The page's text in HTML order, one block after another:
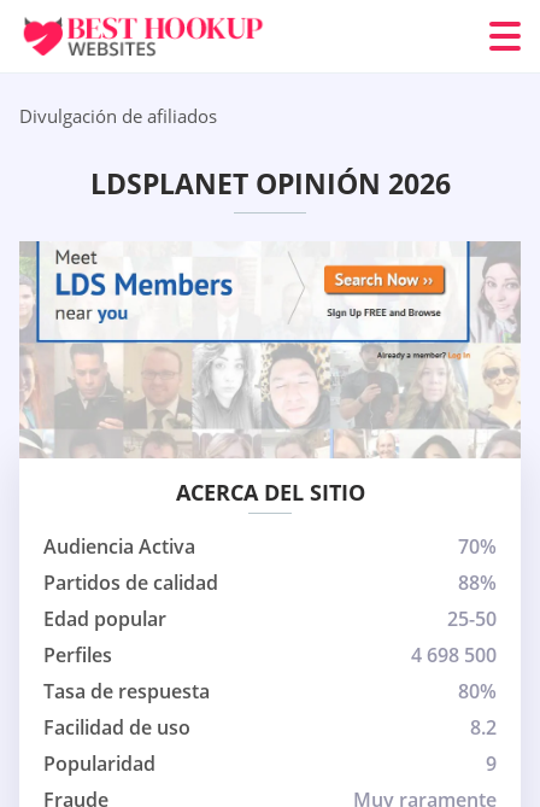
Divulgación de afiliados
LDSPLANET OPINIÓN 2026
ACERCA DEL SITIO
Audiencia Activa
70%
Partidos de calidad
88%
Edad popular
25-50
Perfiles
4 698 500
Tasa de respuesta
80%
Facilidad de uso
8.2
Popularidad
9
Fraude
Muy raramente